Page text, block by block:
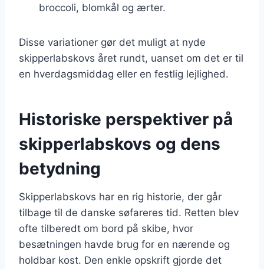
broccoli, blomkål og ærter.
Disse variationer gør det muligt at nyde
skipperlabskovs året rundt, uanset om det er til
en hverdagsmiddag eller en festlig lejlighed.
Historiske perspektiver på
skipperlabskovs og dens
betydning
Skipperlabskovs har en rig historie, der går
tilbage til de danske søfareres tid. Retten blev
ofte tilberedt om bord på skibe, hvor
besætningen havde brug for en nærende og
holdbar kost. Den enkle opskrift gjorde det